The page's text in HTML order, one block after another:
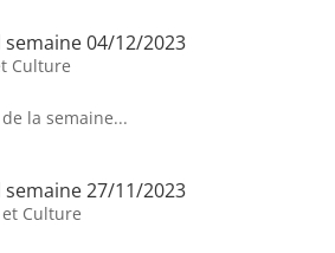
04/12/2023
Culture
la semaine...
27/11/2023
Culture